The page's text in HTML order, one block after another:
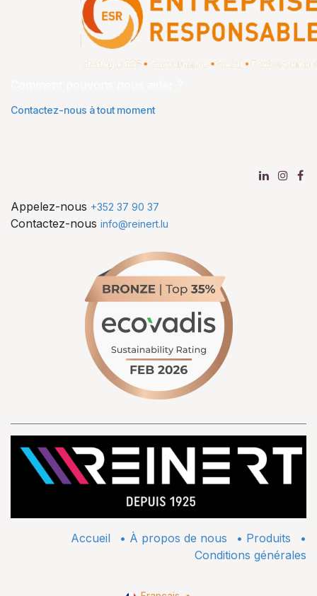
Contactez-nous à tout moment
Appelez-nous +352 37 90 37
Contactez-nous info@reinert.lu
Accueil • À propos de nous • ​Produits
•
Conditions générales